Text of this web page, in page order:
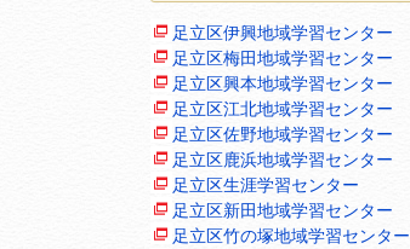
足立区伊興地域学習センター
足立区梅田地域学習センター
足立区興本地域学習センター
足立区江北地域学習センター
足立区佐野地域学習センター
足立区鹿浜地域学習センター
足立区生涯学習センター
足立区新田地域学習センター
足立区竹の塚地域学習センター